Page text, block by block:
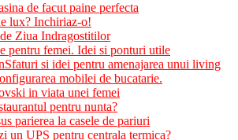
de facut paine perfecta
lux? Inchiriaz-o!
Ziua Indragostitilor
pentru femei. Idei si ponturi utile
Sfaturi si idei pentru amenajarea unui living
mobilei de bucatarie.
in viata unei femei
pentru nunta?
parierea la casele de pariuri
un UPS pentru centrala termica?